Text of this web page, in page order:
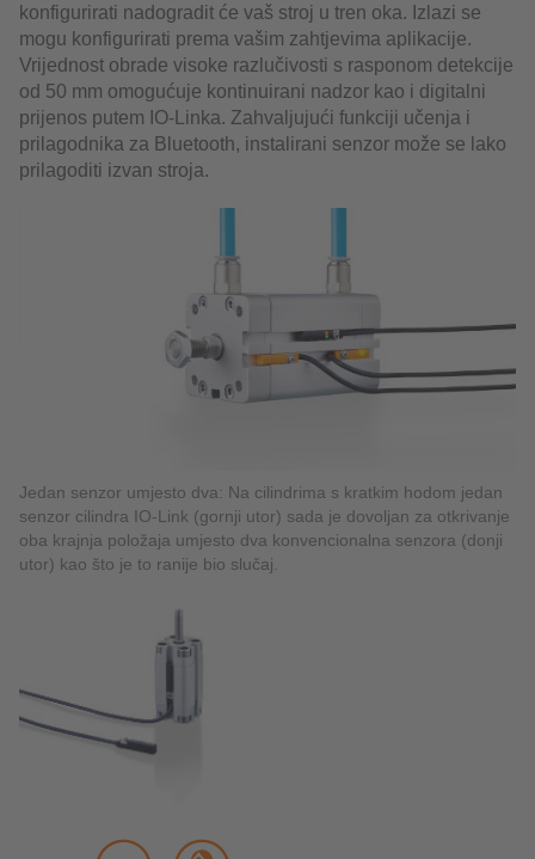
konfigurirati nadogradit će vaš stroj u tren oka. Izlazi se
mogu konfigurirati prema vašim zahtjevima aplikacije.
Vrijednost obrade visoke razlučivosti s rasponom detekcije
od 50 mm omogućuje kontinuirani nadzor kao i digitalni
prijenos putem IO-Linka. Zahvaljujući funkciji učenja i
prilagodnika za Bluetooth, instalirani senzor može se lako
prilagoditi izvan stroja.
Jedan senzor umjesto dva: Na cilindrima s kratkim hodom jedan
senzor cilindra IO-Link (gornji utor) sada je dovoljan za otkrivanje
oba krajnja položaja umjesto dva konvencionalna senzora (donji
utor) kao što je to ranije bio slučaj.